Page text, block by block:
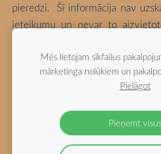
pieredzi. Šī informācija nav
ieteikumu un nevar to
atbildība. Izvēlies būt vesels!
Blogā izmantotas bloga autores
norādīts citādi).
Mēs lietojam sīkfailus
mārketinga nolūkiem un
Pielāgot
Pieņemt visus